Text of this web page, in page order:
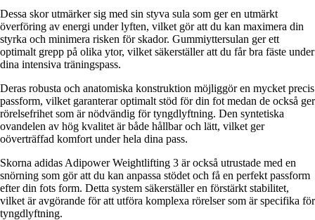
Dessa skor utmärker sig med sin styva sula som ger en utmärkt
överföring av energi under lyften, vilket gör att du kan maximera din
styrka och minimera risken för skador. Gummiyttersulan ger ett
optimalt grepp på olika ytor, vilket säkerställer att du får bra fäste under
dina intensiva träningspass.
Deras robusta och anatomiska konstruktion möjliggör en mycket precis
passform, vilket garanterar optimalt stöd för din fot medan de också ger
rörelsefrihet som är nödvändig för tyngdlyftning. Den syntetiska
ovandelen av hög kvalitet är både hållbar och lätt, vilket ger
oöverträffad komfort under hela dina pass.
Skorna adidas Adipower Weightlifting 3 är också utrustade med en
snörning som gör att du kan anpassa stödet och få en perfekt passform
efter din fots form. Detta system säkerställer en förstärkt stabilitet,
vilket är avgörande för att utföra komplexa rörelser som är specifika för
tyngdlyftning.